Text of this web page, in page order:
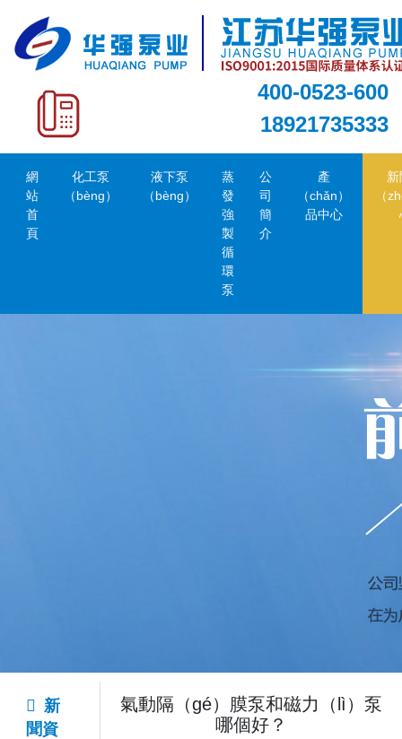
400-0523-600
18921735333
網
站
首
頁
化工泵
（bèng）
液下泵
（bèng）
蒸
發
強
製
循
環
泵
公
司
簡
介
產
（chǎn）
品中心
（
新
聞資
氣動隔（gé）膜泵和磁力（lì）泵
哪個好？